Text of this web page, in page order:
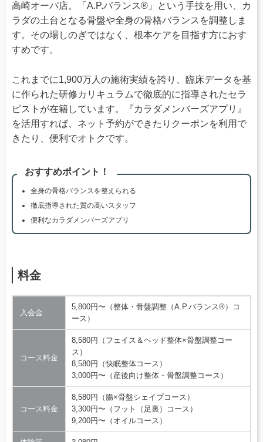
高崎オーパ店。「A.P.バランス®」という手技を用い、カ
ラダの土台となる骨盤や全身の骨格バランスを調整しま
す。その場しのぎではなく、根本ケアを目指す方におす
すめです。
これまでに1,900万人の施術実績を誇り、臨床データを基
に作られた研修カリキュラムで徹底的に指導されたセラ
ピストが在籍しています。『カラダメンバーズアプリ』
を活用すれば、ネット予約ができたりクーポンを利用で
きたり、便利でオトクです。
おすすめポイント！
全身の骨格バランスを整えられる
徹底指導された質の高いスタッフ
便利なカラダメンバーズアプリ
料金
入会金
5,800円〜（整体・骨盤調整（A.P.バランス®）コ
ース）
コース料金
8,580円（フェイス＆ヘッド整体×骨盤調整コー
ス）
8,580円（快眠整体コース）
3,000円〜（産後向け整体・骨盤調整コース）
コース料金
8,580円（腸×骨盤シェイプコース）
3,300円〜（フット（足裏）コース）
9,200円〜（オイルコース）